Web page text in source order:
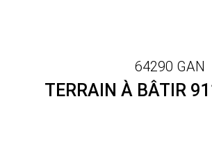
64290 GAN
TERRAIN À BÂTIR